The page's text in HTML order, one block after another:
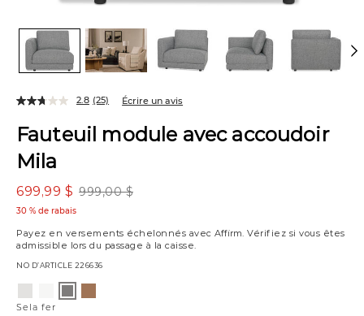
Fauteuil module avec accoudoir
Mila
999,00 $
699,99 $
30 % de rabais
Payez en versements échelonnés avec Affirm. Vérifiez si vous êtes
admissible lors du passage à la caisse.
NO D’ARTICLE 226636
2.8 (25) Écrire un avis
Variations
gris sel
Sela fer